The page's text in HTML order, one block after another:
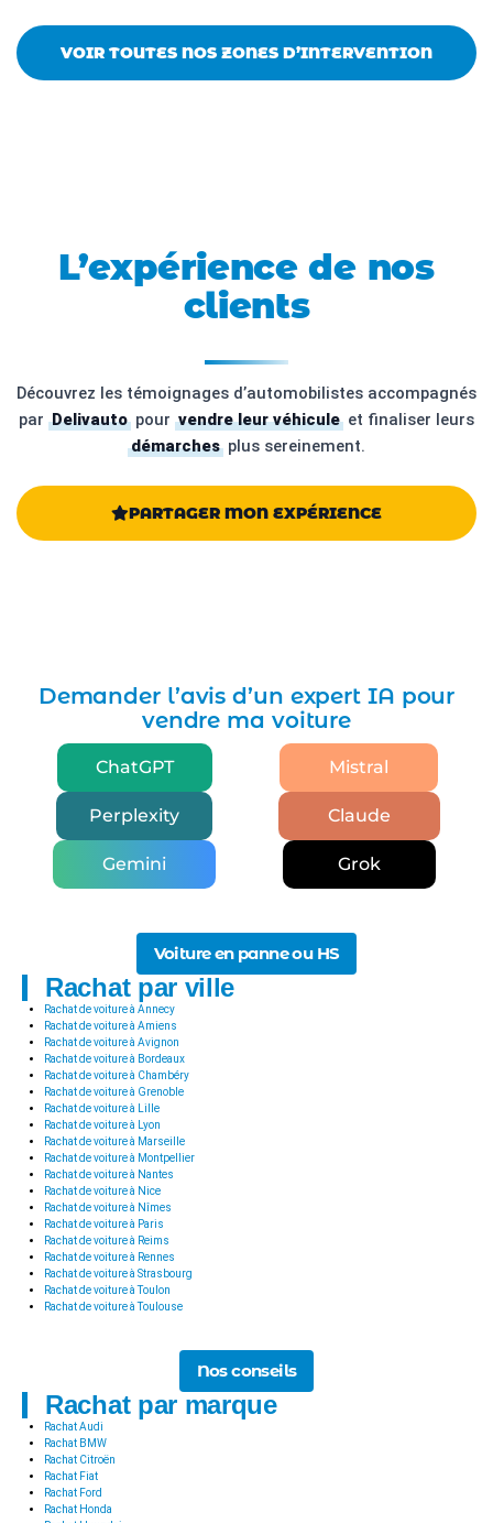
VOIR TOUTES NOS ZONES D’INTERVENTION
L’expérience de nos
clients
Découvrez les témoignages d’automobilistes accompagnés
par Delivauto pour vendre leur véhicule et finaliser leurs
démarches plus sereinement.
PARTAGER MON EXPÉRIENCE
Demander l’avis d’un expert IA pour
vendre ma voiture
ChatGPT Mistral
Perplexity Claude
Gemini Grok
Voiture en panne ou HS
Rachat par ville
Rachat de voiture à Annecy
Rachat de voiture à Amiens
Rachat de voiture à Avignon
Rachat de voiture à Bordeaux
Rachat de voiture à Chambéry
Rachat de voiture à Grenoble
Rachat de voiture à Lille
Rachat de voiture à Lyon
Rachat de voiture à Marseille
Rachat de voiture à Montpellier
Rachat de voiture à Nantes
Rachat de voiture à Nice
Rachat de voiture à Nîmes
Rachat de voiture à Paris
Rachat de voiture à Reims
Rachat de voiture à Rennes
Rachat de voiture à Strasbourg
Rachat de voiture à Toulon
Rachat de voiture à Toulouse
Nos conseils
Rachat par marque
Rachat Audi
Rachat BMW
Rachat Citroën
Rachat Fiat
Rachat Ford
Rachat Honda